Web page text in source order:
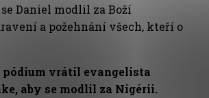
Daniel modlil za Boží
a požehnání všech, kteří o
pódium vrátil evangelista
aby se modlil za Nigérii.